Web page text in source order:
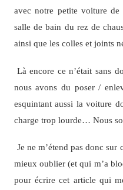
avec notre petite voiture
salle de bain du rez de
ainsi que les colles et joints
Là encore ce n’était sans
nous avons du poser /
esquintant aussi la voiture
charge trop lourde… Nous
Je ne m’étend pas donc
mieux oublier (et qui m’a
pour écrire cet article qui